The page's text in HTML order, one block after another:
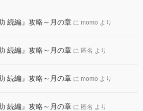
続編』攻略～月の章 に momo より
続編』攻略～月の章 に 匿名 より
続編』攻略～月の章 に momo より
続編』攻略～月の章 に 匿名 より